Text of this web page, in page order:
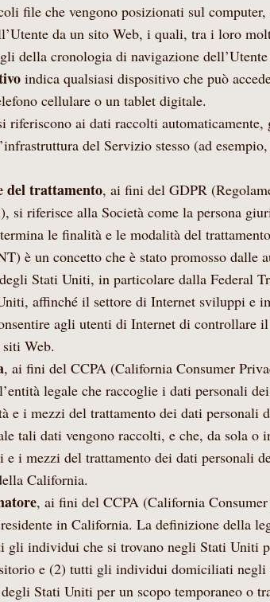
file che vengono posizionati sul
da un sito Web, i quali, tra i loro
della cronologia di navigazione
indica qualsiasi dispositivo che può
cellulare o un tablet digitale.
riferiscono ai dati raccolti automaticamente,
del Servizio stesso (ad
del trattamento, ai fini del GDPR
si riferisce alla Società come la persona
le finalità e le modalità del
è un concetto che è stato promosso dalle
Stati Uniti, in particolare dalla Federal
affinché il settore di Internet sviluppi e
agli utenti di Internet di controllare
Web.
, ai fini del CCPA (California Consumer
legale che raccoglie i dati personali
e i mezzi del trattamento dei dati personali
tali dati vengono raccolti, e che, da sola o
e i mezzi del trattamento dei dati personali
California.
, ai fini del CCPA (California
in California. La definizione della
gli individui che si trovano negli Stati Uniti
e (2) tutti gli individui domiciliati
Stati Uniti per un scopo temporaneo o